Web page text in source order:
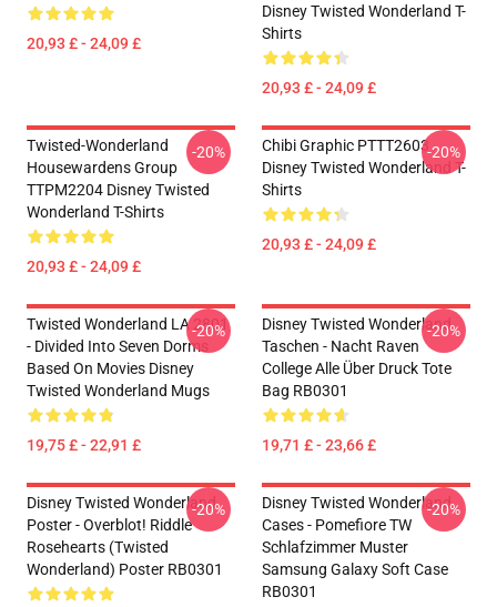
20,93 £ - 24,09 £
Disney Twisted Wonderland T-
Shirts
20,93 £ - 24,09 £
Twisted-Wonderland
Housewardens Group
TTPM2204 Disney Twisted
Wonderland T-Shirts
20,93 £ - 24,09 £
-20%
Chibi Graphic PTTT2603
Disney Twisted Wonderland T-
Shirts
20,93 £ - 24,09 £
-20%
Twisted Wonderland LA 2801
- Divided Into Seven Dorms
Based On Movies Disney
Twisted Wonderland Mugs
19,75 £ - 22,91 £
-20%
Disney Twisted Wonderland
Taschen - Nacht Raven
College Alle Über Druck Tote
Bag RB0301
19,71 £ - 23,66 £
-20%
Disney Twisted Wonderland
Poster - Overblot! Riddle
Rosehearts (Twisted
Wonderland) Poster RB0301
-20%
Disney Twisted Wonderland
Cases - Pomefiore TW
Schlafzimmer Muster
Samsung Galaxy Soft Case
RB0301
-20%